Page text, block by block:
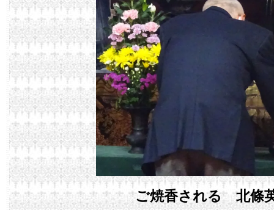
ご焼香される 北條